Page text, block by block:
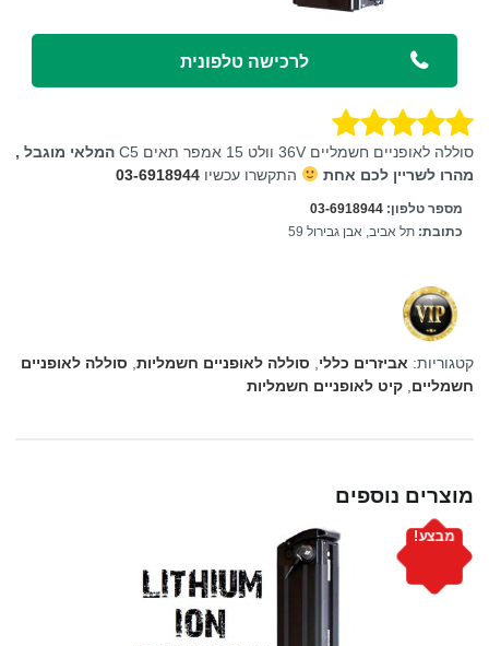
לרכישה טלפונית
סוללה לאופניים חשמליים 36V וולט 15 אמפר תאים C5
המלאי מוגבל ,
מהרו לשריין לכם אחת
התקשרו עכשיו 03-6918944
מספר טלפון:
כתובת: תל אביב, אבן גבירול 59
קטגוריות: אביזרים כללי, סוללה לאופניים חשמליות, סוללה לאופניים
חשמליים, קיט לאופניים חשמליות
מוצרים נוספים
מבצע!